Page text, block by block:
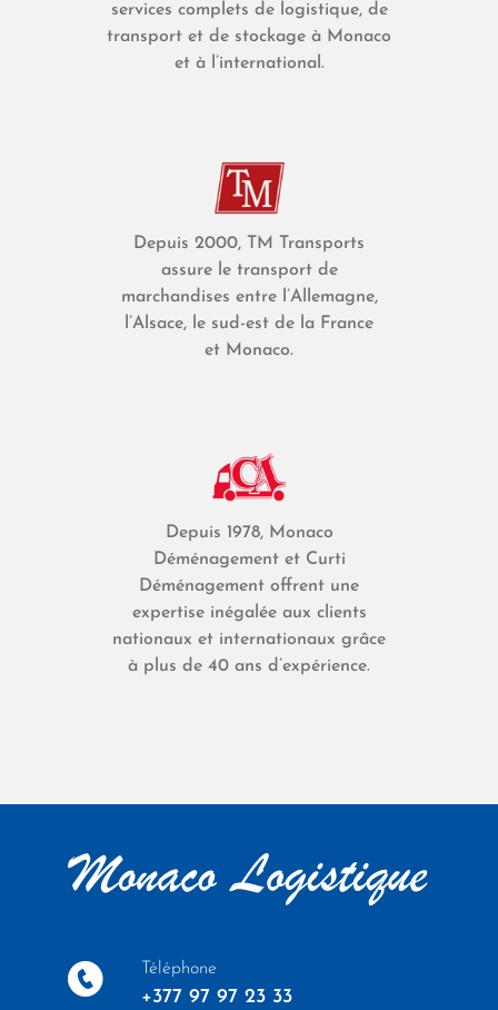
services complets de logistique, de
transport et de stockage à Monaco
et à l’international.
Depuis 2000, TM Transports
assure le transport de
marchandises entre l’Allemagne,
l’Alsace, le sud-est de la France
et Monaco.
Depuis 1978, Monaco
Déménagement et Curti
Déménagement offrent une
expertise inégalée aux clients
nationaux et internationaux grâce
à plus de 40 ans d’expérience.
Téléphone
+377 97 97 23 33